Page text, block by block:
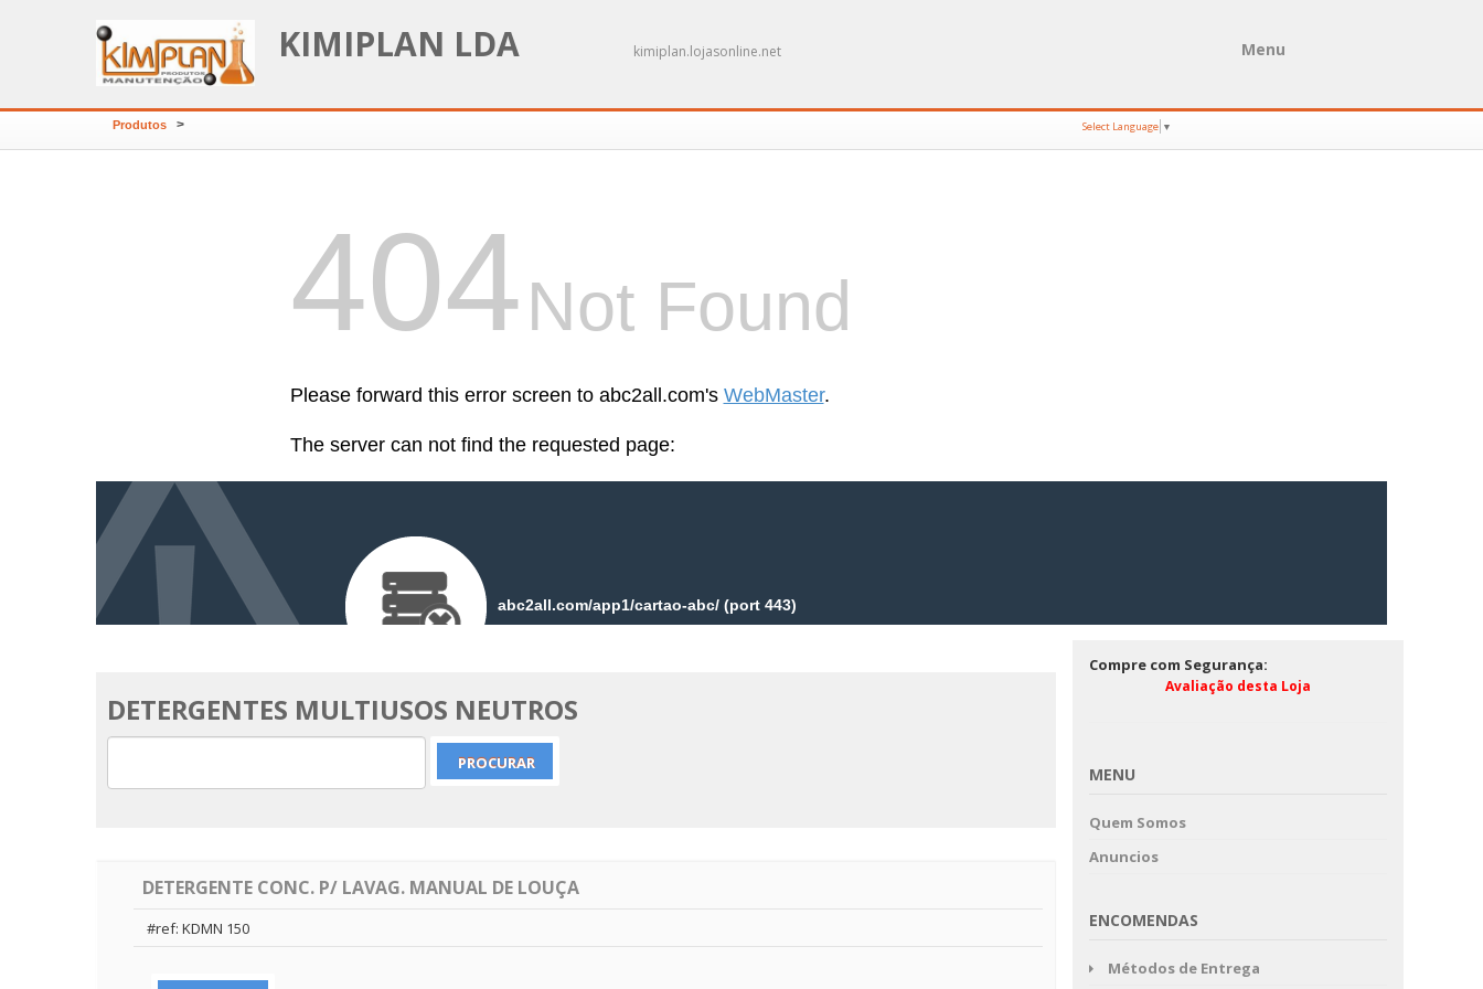
KIMIPLAN LDA kimiplan.lojasonline.net Menu
Produtos > Select Language ▼
DETERGENTES MULTIUSOS NEUTROS
DETERGENTE CONC. P/ LAVAG. MANUAL DE LOUÇA
#ref: KDMN 150
Compre com Segurança:
Avaliação desta Loja
MENU
Quem Somos
Anuncios
ENCOMENDAS
Métodos de Entrega